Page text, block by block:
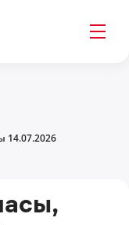
14.07.2026